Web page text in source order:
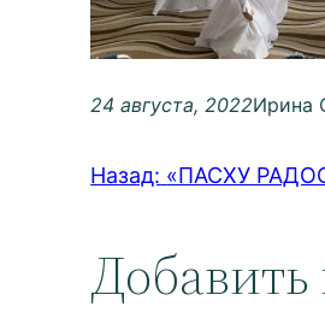
24 августа, 2022Ирина
Назад: «ПАСХУ